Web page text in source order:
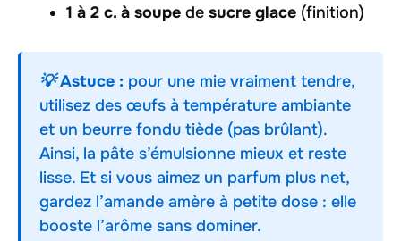
1 à 2 c. à soupe de sucre glace (finition)
💡 Astuce : pour une mie vraiment tendre,
utilisez des œufs à température ambiante
et un beurre fondu tiède (pas brûlant).
Ainsi, la pâte s’émulsionne mieux et reste
lisse. Et si vous aimez un parfum plus net,
gardez l’amande amère à petite dose : elle
booste l’arôme sans dominer.